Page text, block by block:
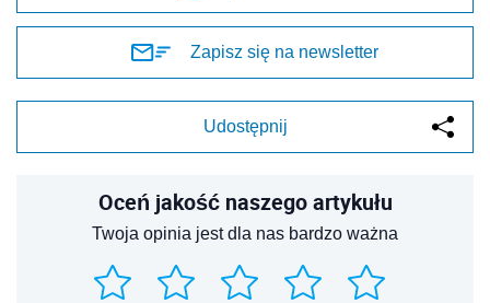
Zapisz się na newsletter
Udostępnij
Oceń jakość naszego artykułu
Twoja opinia jest dla nas bardzo ważna